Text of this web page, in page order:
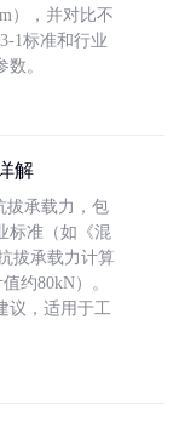
），并对比不
1标准和行业
。
解
拔承载力，包
标准（如《混
拔承载力计算
约80kN）。
议，适用于工